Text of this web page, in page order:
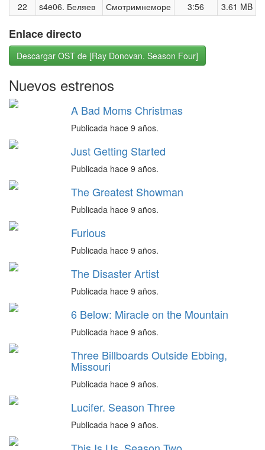
22 s4e06. Беляев Смотримнеморе 3:56 3.61 MB
Enlace directo
Descargar OST de [Ray Donovan. Season Four]
Nuevos estrenos
A Bad Moms Christmas
Publicada hace 9 años.
Just Getting Started
Publicada hace 9 años.
The Greatest Showman
Publicada hace 9 años.
Furious
Publicada hace 9 años.
The Disaster Artist
Publicada hace 9 años.
6 Below: Miracle on the Mountain
Publicada hace 9 años.
Three Billboards Outside Ebbing,
Missouri
Publicada hace 9 años.
Lucifer. Season Three
Publicada hace 9 años.